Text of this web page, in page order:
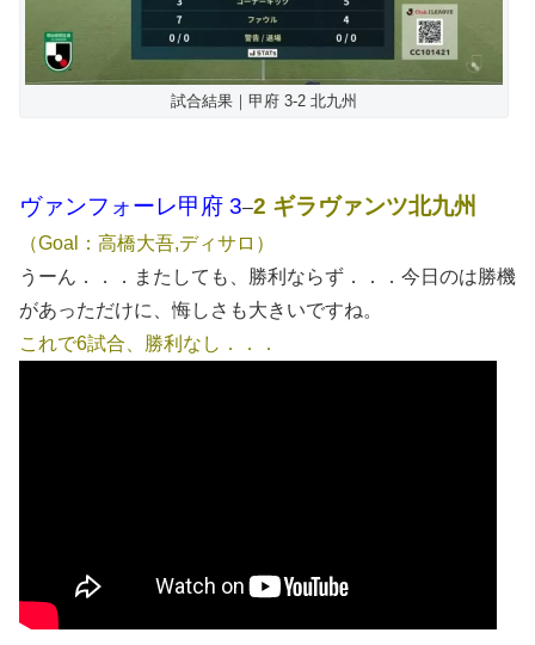
試合結果｜甲府 3-2 北九州
ヴァンフォーレ甲府 3–2 ギラヴァンツ北九州
（Goal：高橋大吾,ディサロ）
うーん．．．またしても、勝利ならず．．．今日のは勝機
があっただけに、悔しさも大きいですね。
これで6試合、勝利なし．．．